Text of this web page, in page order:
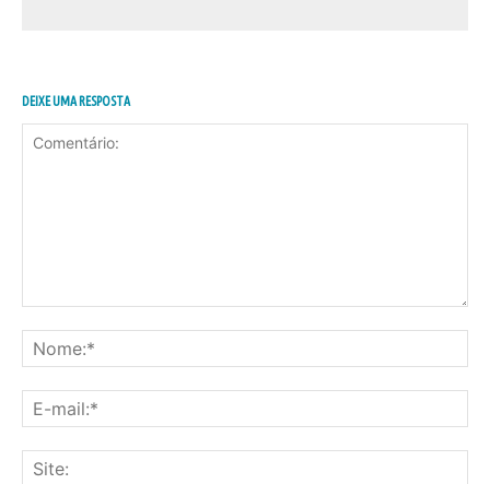
DEIXE UMA RESPOSTA